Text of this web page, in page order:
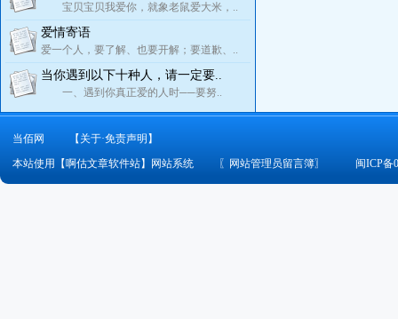
宝贝宝贝我爱你，就象老鼠爱大米，..
爱情寄语
爱一个人，要了解、也要开解；要道歉、..
当你遇到以下十种人，请一定要..
一、遇到你真正爱的人时──要努..
当佰网
【关于·免责声明】
本站使用【啊估文章软件站】网站系统
〖 网站管理员留言簿〗 闽ICP备